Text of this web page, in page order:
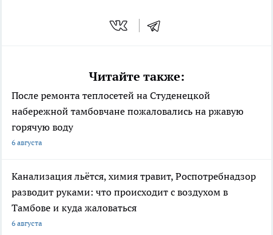
Читайте также:
После ремонта теплосетей на Студенецкой
набережной тамбовчане пожаловались на ржавую
горячую воду
6 августа
Канализация льётся, химия травит, Роспотребнадзор
разводит руками: что происходит с воздухом в
Тамбове и куда жаловаться
6 августа